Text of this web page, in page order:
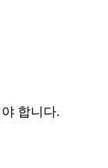
합니다.